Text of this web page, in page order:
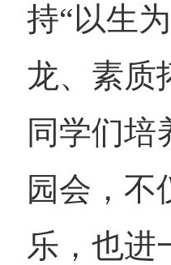
持“以生
龙、素质
同学们培
园会，不
乐，也进